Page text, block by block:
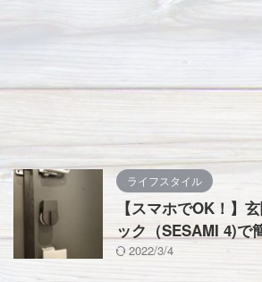
ライフスタイル
【スマホでOK！】
ック（SESAMI 4)で
2022/3/4